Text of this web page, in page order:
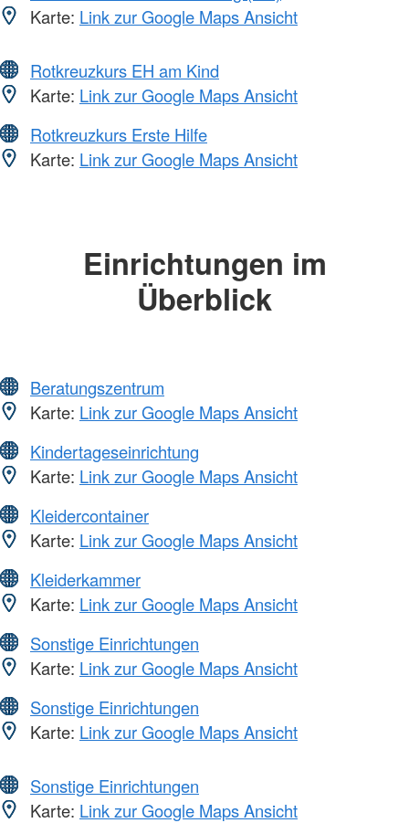
Karte: Link zur Google Maps Ansicht
Rotkreuzkurs EH am Kind
Karte: Link zur Google Maps Ansicht
Rotkreuzkurs Erste Hilfe
Karte: Link zur Google Maps Ansicht
Einrichtungen im
Überblick
Beratungszentrum
Karte: Link zur Google Maps Ansicht
Kindertageseinrichtung
Karte: Link zur Google Maps Ansicht
Kleidercontainer
Karte: Link zur Google Maps Ansicht
Kleiderkammer
Karte: Link zur Google Maps Ansicht
Sonstige Einrichtungen
Karte: Link zur Google Maps Ansicht
Sonstige Einrichtungen
Karte: Link zur Google Maps Ansicht
Sonstige Einrichtungen
Karte: Link zur Google Maps Ansicht